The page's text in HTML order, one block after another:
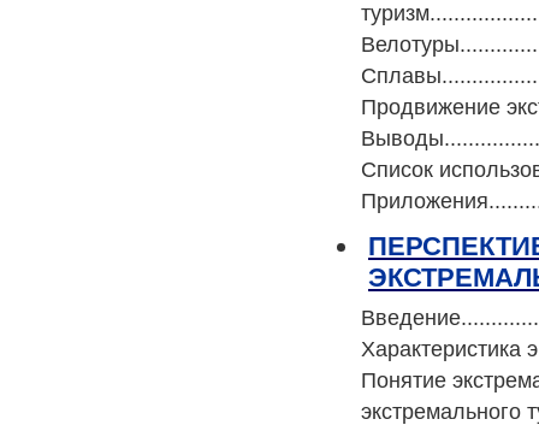
Продвижение
Список
Характеристика
Понятие
экстремального